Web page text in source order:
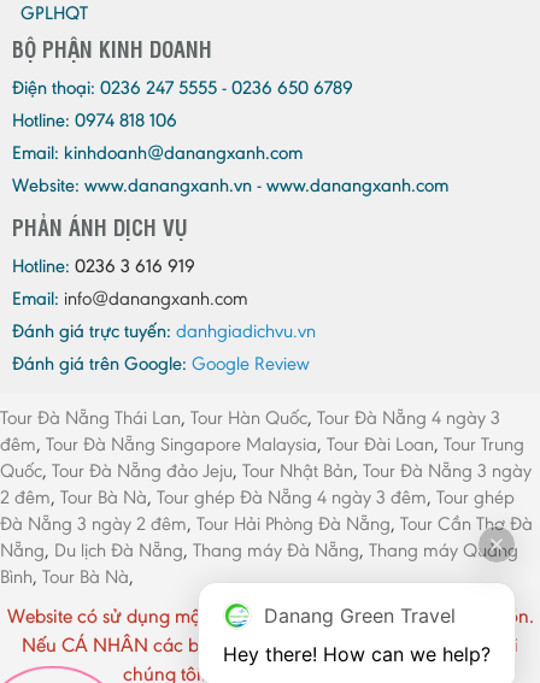
GPLHQT
BỘ PHẬN KINH DOANH
Điện thoại: 0236 247 5555 - 0236 650 6789
Hotline: 0974 818 106
Email: kinhdoanh@danangxanh.com
Website: www.danangxanh.vn - www.danangxanh.com
PHẢN ÁNH DỊCH VỤ
Hotline: 0236 3 616 919
Email: info@danangxanh.com
Đánh giá trực tuyến: danhgiadichvu.vn
Đánh giá trên Google: Google Review
Tour Đà Nẵng Thái Lan, Tour Hàn Quốc, Tour Đà Nẵng 4 ngày 3
đêm, Tour Đà Nẵng Singapore Malaysia, Tour Đài Loan, Tour Trung
Quốc, Tour Đà Nẵng đảo Jeju, Tour Nhật Bản, Tour Đà Nẵng 3 ngày
2 đêm, Tour Bà Nà, Tour ghép Đà Nẵng 4 ngày 3 đêm, Tour ghép
Đà Nẵng 3 ngày 2 đêm, Tour Hải Phòng Đà Nẵng, Tour Cần Thơ Đà
Nẵng, Du lịch Đà Nẵng, Thang máy Đà Nẵng, Thang máy Quảng
Bình, Tour Bà Nà,
Website có sử dụng một số hình ảnh CÁ NHÂN chưa rõ nguồn.
Nếu CÁ NHÂN các bạn cảm thấy phiền vui lòng liên hệ với
chúng tôi. Xin chân thành cảm ơn !
Danang Green Travel
Hey there! How can we help?